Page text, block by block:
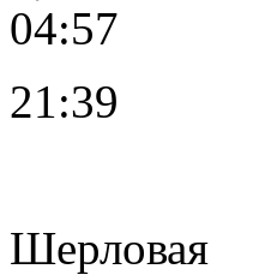
04:57
21:39
Шерловая